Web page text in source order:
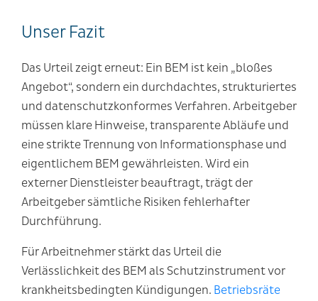
Unser Fazit
Das Urteil zeigt erneut: Ein BEM ist kein „bloßes
Angebot“, sondern ein durchdachtes, strukturiertes
und datenschutzkonformes Verfahren. Arbeitgeber
müssen klare Hinweise, transparente Abläufe und
eine strikte Trennung von Informationsphase und
eigentlichem BEM gewährleisten. Wird ein
externer Dienstleister beauftragt, trägt der
Arbeitgeber sämtliche Risiken fehlerhafter
Durchführung.
Für Arbeitnehmer stärkt das Urteil die
Verlässlichkeit des BEM als Schutzinstrument vor
krankheitsbedingten Kündigungen. Betriebsräte